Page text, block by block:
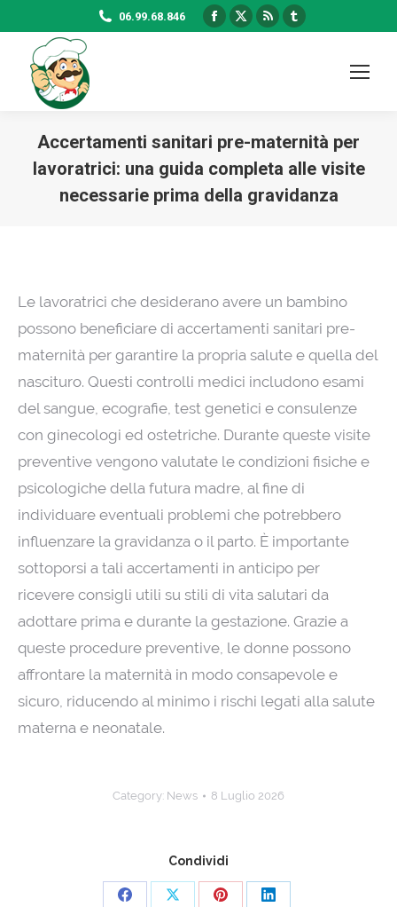
06.99.68.846
Facebook
X
Rss
window
Tumblr
window
Accertamenti sanitari pre-maternità per
lavoratrici: una guida completa alle visite
necessarie prima della gravidanza
Le lavoratrici che desiderano avere un bambino
possono beneficiare di accertamenti sanitari pre-
maternità per garantire la propria salute e quella del
nascituro. Questi controlli medici includono esami
del sangue, ecografie, test genetici e consulenze
con ginecologi ed ostetriche. Durante queste visite
preventive vengono valutate le condizioni fisiche e
psicologiche della futura madre, al fine di
individuare eventuali problemi che potrebbero
influenzare la gravidanza o il parto. È importante
sottoporsi a tali accertamenti in anticipo per
ricevere consigli utili su stili di vita salutari da
adottare prima e durante la gestazione. Grazie a
queste procedure preventive, le donne possono
affrontare la maternità in modo consapevole e
sicuro, riducendo al minimo i rischi legati alla salute
materna e neonatale.
Category: News 8 Luglio 2026
Condividi